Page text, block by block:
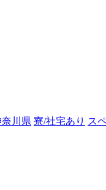
川県 寮/社宅あり ス